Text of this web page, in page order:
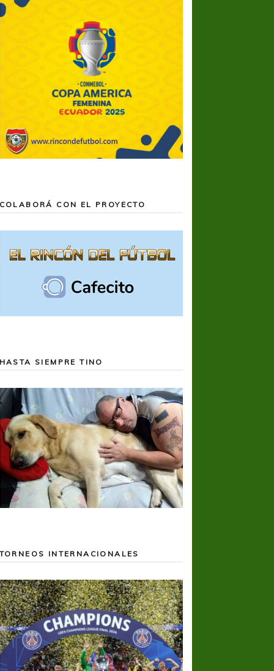
COLABORÁ CON EL PROYECTO
HASTA SIEMPRE TINO
TORNEOS INTERNACIONALES